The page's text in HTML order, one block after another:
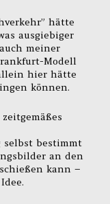
hätte
ausgiebiger
meiner
Modell
hier hätte
können.
selbst bestimmt
an den
kann –